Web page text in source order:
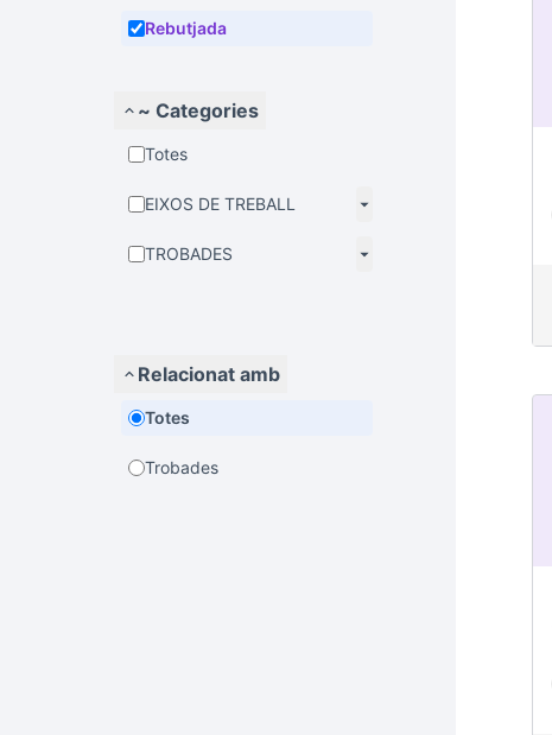
Rebutjada
~ Categories
Totes
EIXOS DE TREBALL
TROBADES
Relacionat amb
Totes
Trobades